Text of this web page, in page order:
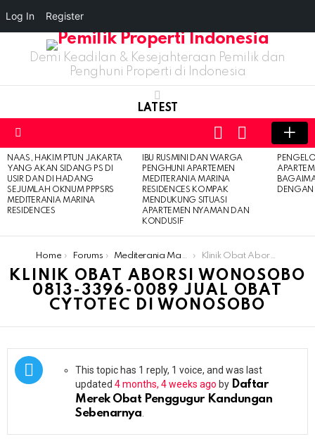
Demi Keadilan & Kesejahteraan Pemilik dan
Penghuni Properti di Indonesia
LATEST
SWITCH
SKIN
LOGIN
LATEST
STORIES
NAAS, HAKIM PTUN JAKARTA
YANG AKAN SIDANG PS DI
USIR DAN DI HADANG
SEJUMLAH OKNUM PPPSRS
MEDITERANIA MARINA
RESIDENCES
IBU RUSMINI DAN WARGA
PENGHUNI APARTEMEN
MEDITERANIA MARINA
RESIDENCES KOMPAK
MENDUKUNG SITUASI
APARTEMEN NYAMAN DAN
KONDUSIF
DENGAN
You are here:
Home Forums Mediterania Marina Residences Klinik Obat Aborsi Wonosobo 0813-3396-0089 Jual Obat Cytotec Di Wonosobo
KLINIK OBAT ABORSI WONOSOBO
0813-3396-0089 JUAL OBAT
CYTOTEC DI WONOSOBO
This topic has 1 reply, 1 voice, and was last
updated 4 months, 4 weeks ago by Daftar
Merek Obat Penggugur Kandungan
Sebenarnya.
Log In Register